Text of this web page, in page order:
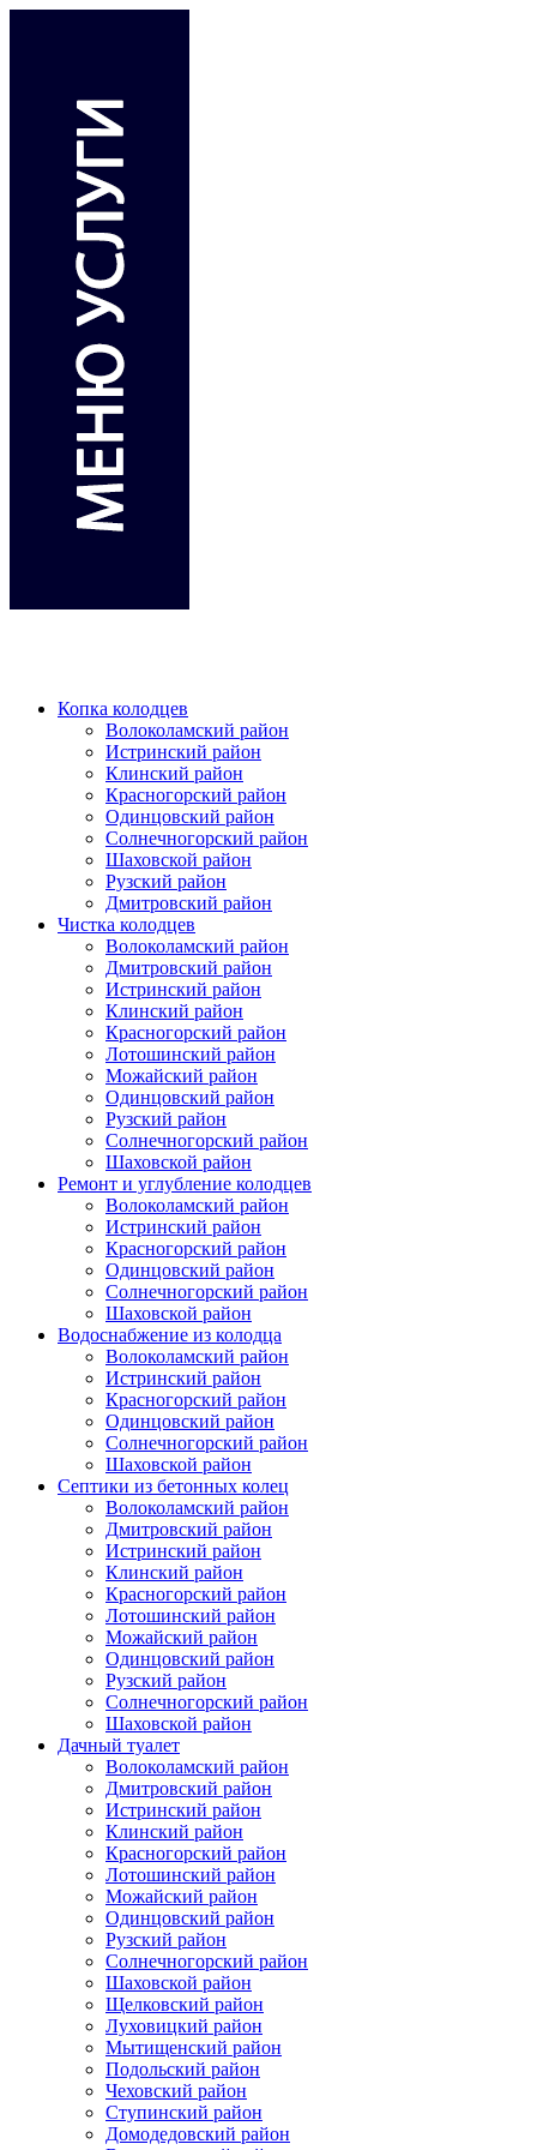
Копка колодцев
Волоколамский район
Истринский район
Клинский район
Красногорский район
Одинцовский район
Солнечногорский район
Шаховской район
Рузский район
Дмитровский район
Чистка колодцев
Волоколамский район
Дмитровский район
Истринский район
Клинский район
Красногорский район
Лотошинский район
Можайский район
Одинцовский район
Рузский район
Солнечногорский район
Шаховской район
Ремонт и углубление колодцев
Волоколамский район
Истринский район
Красногорский район
Одинцовский район
Солнечногорский район
Шаховской район
Водоснабжение из колодца
Волоколамский район
Истринский район
Красногорский район
Одинцовский район
Солнечногорский район
Шаховской район
Септики из бетонных колец
Волоколамский район
Дмитровский район
Истринский район
Клинский район
Красногорский район
Лотошинский район
Можайский район
Одинцовский район
Рузский район
Солнечногорский район
Шаховской район
Дачный туалет
Волоколамский район
Дмитровский район
Истринский район
Клинский район
Красногорский район
Лотошинский район
Можайский район
Одинцовский район
Рузский район
Солнечногорский район
Шаховской район
Щелковский район
Луховицкий район
Мытищенский район
Подольский район
Чеховский район
Ступинский район
Домодедовский район